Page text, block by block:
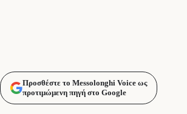
Προσθέστε το Messolonghi Voice ως
προτιμώμενη πηγή στο Google